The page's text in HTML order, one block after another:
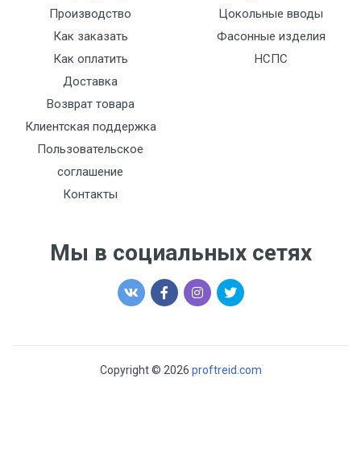
Производство
Как заказать
Как оплатить
Доставка
Возврат товара
Клиентская поддержка
Пользовательское
соглашение
Контакты
Цокольные вводы
Фасонные изделия
НСПС
Мы в социальных сетях
Copyright © 2026 proftreid.com